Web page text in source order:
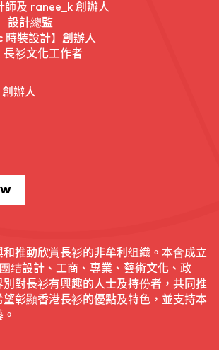
師及 ranee_k 創辦人
設計總監
時裝設計】創辦人
衫文化工作者
創辦人
推動欣賞長衫的非牟利组織。本會成立
结設計、工商、專業、藝術文化、政
對長衫有興趣的人士及持份者，共同推
望彰顯香港長衫的優點及特色，並支持本